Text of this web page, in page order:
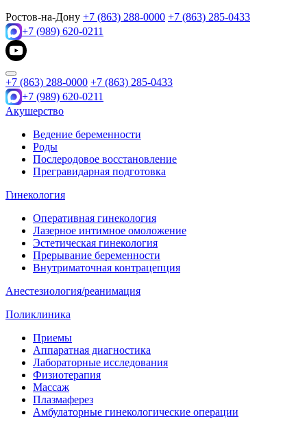
Ростов-на-Дону +7 (863) 288-0000 +7 (863) 285-0433
+7 (989) 620-0211
+7 (863) 288-0000 +7 (863) 285-0433
+7 (989) 620-0211
Акушерство
Ведение беременности
Роды
Послеродовое восстановление
Прегравидарная подготовка
Гинекология
Оперативная гинекология
Лазерное интимное омоложение
Эстетическая гинекология
Прерывание беременности
Внутриматочная контрацепция
Анестезиология/реанимация
Поликлиника
Приемы
Аппаратная диагностика
Лабораторные исследования
Физиотерапия
Массаж
Плазмаферез
Амбулаторные гинекологические операции